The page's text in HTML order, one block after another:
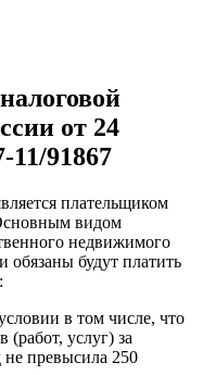
от 24
11/91867
плательщиком
видом
недвижимого
обязаны будут платить
в том числе, что
(работ, услуг) за
превысила 250